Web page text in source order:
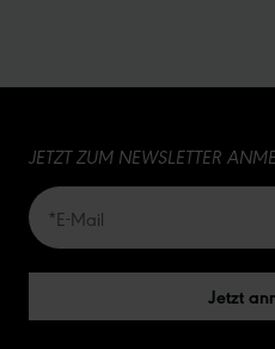
JETZT ZUM NEWSLETTER
Jetzt